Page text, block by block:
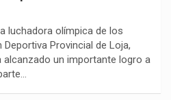
luchadora olímpica de los
Provincial de Loja,
alcanzado un importante logro a